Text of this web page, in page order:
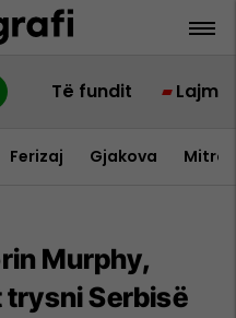
Të fundit Lajme
Ferizaj Gjakova
Murphy,
trysni Serbisë